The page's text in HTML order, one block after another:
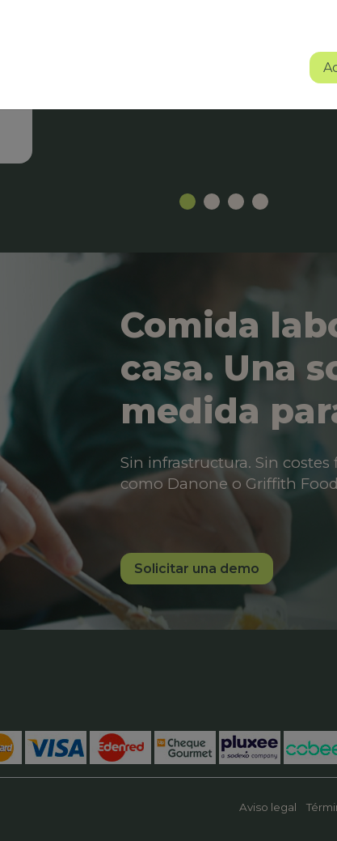
Sin lugar a dudas se trata de un
Albert Torné - HR Manager Guarro
Comida
casa. Una
medida
Sin infrastructura. Sin costes
como Danone o Griffith
Solicitar una demo
Aviso legal